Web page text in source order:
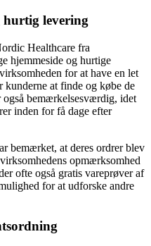
hurtig levering
Healthcare fra
hjemmeside og hurtige
for at have en let
kunderne at finde og købe de
også bemærkelsesværdig, idet
inden for få dage efter
bemærket, at deres ordrer blev
opmærksomhed
ofte også gratis vareprøver af
for at udforske andre